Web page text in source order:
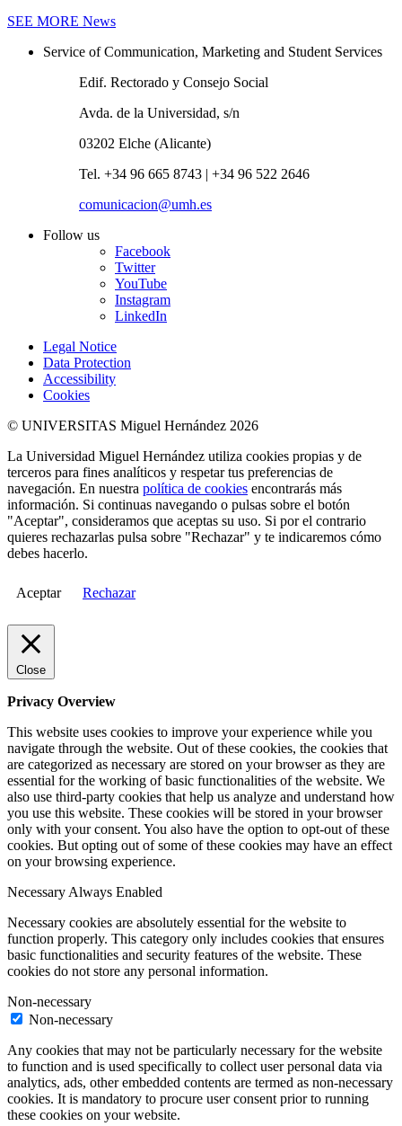
SEE MORE News
Service of Communication, Marketing and Student Services
Edif. Rectorado y Consejo Social
Avda. de la Universidad, s/n
03202 Elche (Alicante)
Tel. +34 96 665 8743 | +34 96 522 2646
comunicacion@umh.es
Follow us
Facebook
Twitter
YouTube
Instagram
LinkedIn
Legal Notice
Data Protection
Accessibility
Cookies
© UNIVERSITAS Miguel Hernández 2026
La Universidad Miguel Hernández utiliza cookies propias y de
terceros para fines analíticos y respetar tus preferencias de
navegación. En nuestra política de cookies encontrarás más
información. Si continuas navegando o pulsas sobre el botón
"Aceptar", consideramos que aceptas su uso. Si por el contrario
quieres rechazarlas pulsa sobre "Rechazar" y te indicaremos cómo
debes hacerlo.
Aceptar Rechazar
Close
Privacy Overview
This website uses cookies to improve your experience while you
navigate through the website. Out of these cookies, the cookies that
are categorized as necessary are stored on your browser as they are
essential for the working of basic functionalities of the website. We
also use third-party cookies that help us analyze and understand how
you use this website. These cookies will be stored in your browser
only with your consent. You also have the option to opt-out of these
cookies. But opting out of some of these cookies may have an effect
on your browsing experience.
NecessaryAlways Enabled
Necessary cookies are absolutely essential for the website to
function properly. This category only includes cookies that ensures
basic functionalities and security features of the website. These
cookies do not store any personal information.
Non-necessary
Non-necessary
Any cookies that may not be particularly necessary for the website
to function and is used specifically to collect user personal data via
analytics, ads, other embedded contents are termed as non-necessary
cookies. It is mandatory to procure user consent prior to running
these cookies on your website.